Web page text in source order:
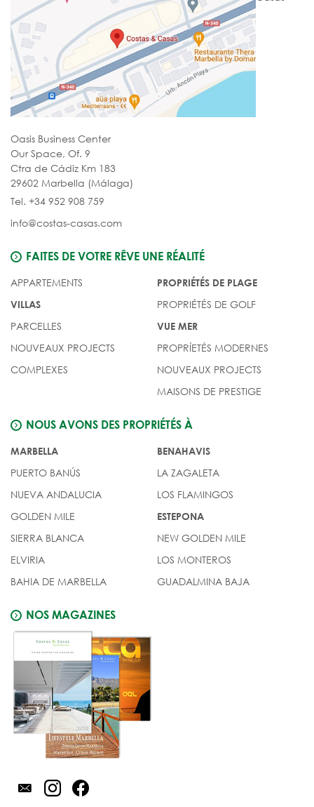
Oasis Business Center
Our Space, Of. 9
Ctra de Cádiz Km 183
29602 Marbella (Málaga)
Tel. +34 952 908 759
info@costas-casas.com
FAITES DE VOTRE RÊVE UNE RÉALITÉ
APPARTEMENTS
VILLAS
PARCELLES
NOUVEAUX PROJECTS
COMPLEXES
PROPRIÉTÉS DE PLAGE
PROPRIÉTÉS DE GOLF
VUE MER
PROPRÍETÉS MODERNES
NOUVEAUX PROJECTS
MAISONS DE PRESTIGE
NOUS AVONS DES PROPRIÉTÉS À
MARBELLA
PUERTO BANÚS
NUEVA ANDALUCIA
GOLDEN MILE
SIERRA BLANCA
ELVIRIA
BAHIA DE MARBELLA
BENAHAVIS
LA ZAGALETA
LOS FLAMINGOS
ESTEPONA
NEW GOLDEN MILE
LOS MONTEROS
GUADALMINA BAJA
NOS MAGAZINES